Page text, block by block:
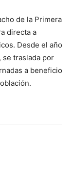
de la Primera
directa a
Desde el año
se traslada por
a beneficio